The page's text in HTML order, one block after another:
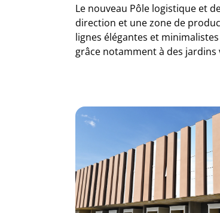
Le nouveau Pôle logistique et
direction et une zone de
lignes élégantes et
grâce notamment à des